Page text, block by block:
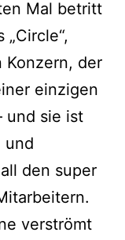
Mal betritt
der
einzigen
und sie ist
und
den super
verströmt